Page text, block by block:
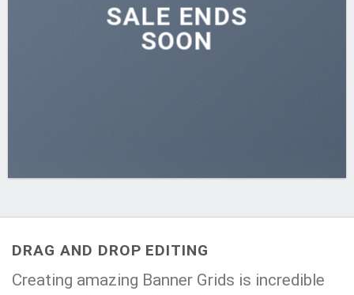
SALE ENDS
SOON
DRAG AND DROP EDITING
Creating amazing Banner Grids is incredible